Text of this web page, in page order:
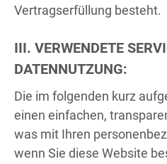
Vertragserfüllung besteht.
III. VERWENDETE
DATENNUTZUNG:
Die im folgenden kurz
einen einfachen,
was mit Ihren
wenn Sie diese Website